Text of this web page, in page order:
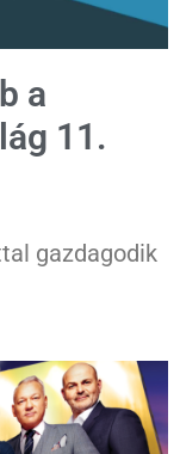
a
11.
gazdagodik